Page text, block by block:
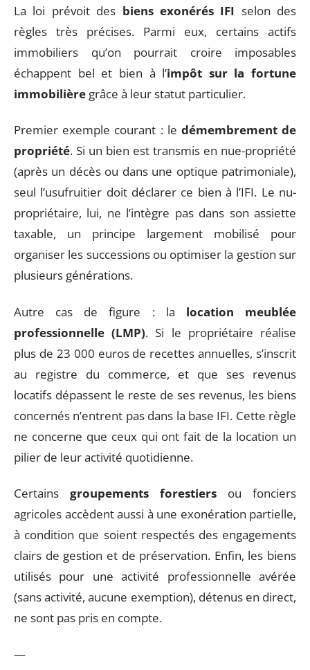
La loi prévoit des biens exonérés IFI selon des
règles très précises. Parmi eux, certains actifs
immobiliers qu’on pourrait croire imposables
échappent bel et bien à l’impôt sur la fortune
immobilière grâce à leur statut particulier.
Premier exemple courant : le démembrement de
propriété. Si un bien est transmis en nue-propriété
(après un décès ou dans une optique patrimoniale),
seul l’usufruitier doit déclarer ce bien à l’IFI. Le nu-
propriétaire, lui, ne l’intègre pas dans son assiette
taxable, un principe largement mobilisé pour
organiser les successions ou optimiser la gestion sur
plusieurs générations.
Autre cas de figure : la location meublée
professionnelle (LMP). Si le propriétaire réalise
plus de 23 000 euros de recettes annuelles, s’inscrit
au registre du commerce, et que ses revenus
locatifs dépassent le reste de ses revenus, les biens
concernés n’entrent pas dans la base IFI. Cette règle
ne concerne que ceux qui ont fait de la location un
pilier de leur activité quotidienne.
Certains groupements forestiers ou fonciers
agricoles accèdent aussi à une exonération partielle,
à condition que soient respectés des engagements
clairs de gestion et de préservation. Enfin, les biens
utilisés pour une activité professionnelle avérée
(sans activité, aucune exemption), détenus en direct,
ne sont pas pris en compte.
—